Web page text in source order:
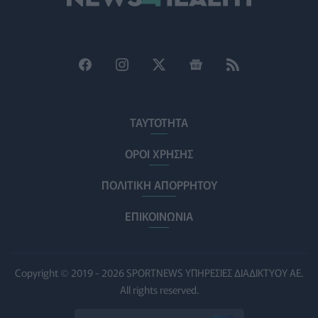
ΠΟΛΙΤΙΚΉ ΥΓΕΊΑΣ 07/08/2026 - 14:39
σοβαρής εγκεφαλικής κάκωσης
ΗΠΑ: Μεγάλη τράπεζα επενδύει 250 εκατ. δολάρια
τον χρόνο για φάρμακα GLP-1 στους εργαζομένους
07/08/2026 - 13:00
ΥΓΕΊΑ 07/08/2026 - 11:57
ΤΑΥΤΟΤΗΤΑ
ΟΡΟΙ ΧΡΗΣΗΣ
ΠΟΛΙΤΙΚΗ ΑΠΟΡΡΗΤΟΥ
ΕΠΙΚΟΙΝΩΝΙΑ
Copyright © 2019 - 2026 SPORTNEWS ΥΠΗΡΕΣΙΕΣ ΔΙΑΔΙΚΤΥΟΥ ΑΕ.
All rights reserved.